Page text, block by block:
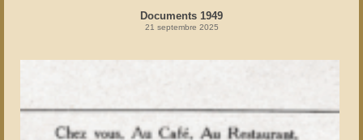
Documents 1949
21 septembre 2025